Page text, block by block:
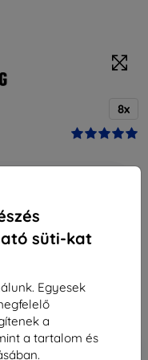
süti-kat
Egyesek
a
a tartalom és
8x